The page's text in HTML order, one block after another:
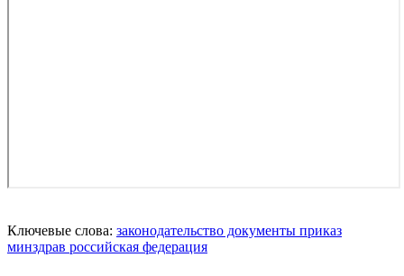
Ключевые слова: законодательство документы приказ
минздрав российская федерация